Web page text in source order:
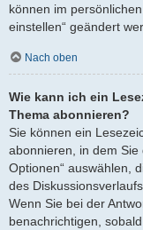
können im
einstellen“ geändert
Nach oben
Wie kann ich ein
Thema abonnieren?
Sie können ein
abonnieren, in dem Sie
Optionen“ auswählen,
des
Wenn Sie bei der
benachrichtigen,